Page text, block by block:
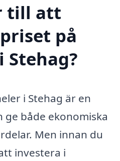
till att
på
Stehag?
i Stehag är en
ge både ekonomiska
Men innan du
investera i